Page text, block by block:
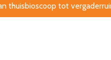
thuisbioscoop tot